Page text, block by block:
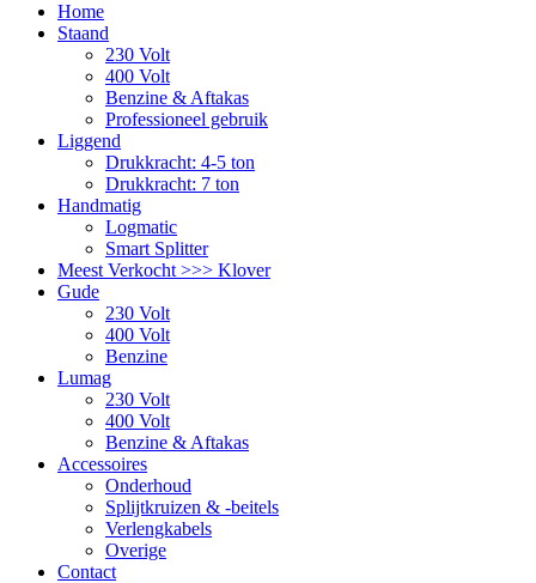
Home
Staand
230 Volt
400 Volt
Benzine & Aftakas
Professioneel gebruik
Liggend
Drukkracht: 4-5 ton
Drukkracht: 7 ton
Handmatig
Logmatic
Smart Splitter
Meest Verkocht >>> Klover
Gude
230 Volt
400 Volt
Benzine
Lumag
230 Volt
400 Volt
Benzine & Aftakas
Accessoires
Onderhoud
Splijtkruizen & -beitels
Verlengkabels
Overige
Contact